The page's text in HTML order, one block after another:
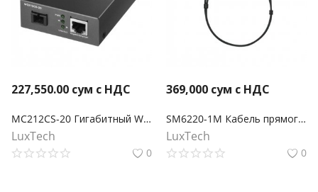
227,550.00 сум с НДС
MC212CS-20 Гигабитный WDM медиаконвертер Omada
LuxTech
0
369,000 сум с НДС
SM6220-1M Кабель прямого подключения Omada 1 метр 25G SFP28
LuxTech
0